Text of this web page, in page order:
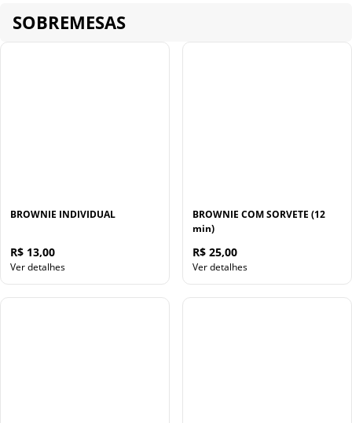
SOBREMESAS
BROWNIE INDIVIDUAL
R$ 13,00
Ver detalhes
BROWNIE COM SORVETE (12
min)
R$ 25,00
Ver detalhes